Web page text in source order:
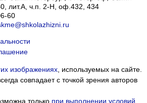
лит.А, ч.п. 2-Н, оф.432, 434
60
изображениях, используемых на сайте.
совпадает с точкой зрения авторов
только при выполнении условий